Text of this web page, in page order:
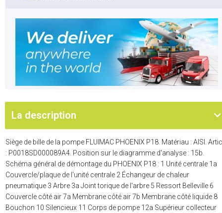
La description
Siège de bille de la pompe FLUIMAC PHOENIX P18. Matériau : AISI.
: P0018SD000089A4. Position sur le diagramme d'analyse : 15b.
Schéma général de démontage du PHOENIX P18 : 1 Unité centrale 1a
Couvercle/plaque de l'unité centrale 2 Échangeur de chaleur
pneumatique 3 Arbre 3a Joint torique de l'arbre 5 Ressort Belleville 6
Couvercle côté air 7a Membrane côté air 7b Membrane côté liquide 8
Bouchon 10 Silencieux 11 Corps de pompe 12a Supérieur collecteur